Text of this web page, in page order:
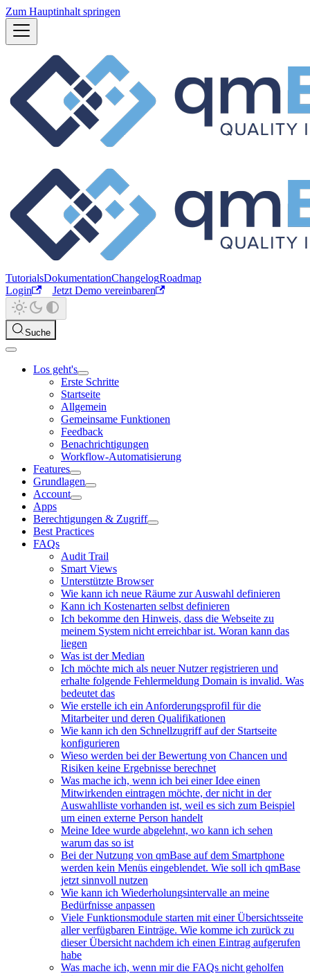
Zum Hauptinhalt springen
TutorialsDokumentationChangelogRoadmap
Login
Jetzt Demo vereinbaren
Suche
Los geht's
Erste Schritte
Startseite
Allgemein
Gemeinsame Funktionen
Feedback
Benachrichtigungen
Workflow-Automatisierung
Features
Grundlagen
Account
Apps
Berechtigungen & Zugriff
Best Practices
FAQs
Audit Trail
Smart Views
Unterstützte Browser
Wie kann ich neue Räume zur Auswahl definieren
Kann ich Kostenarten selbst definieren
Ich bekomme den Hinweis, dass die Webseite zu
meinem System nicht erreichbar ist. Woran kann das
liegen
Was ist der Median
Ich möchte mich als neuer Nutzer registrieren und
erhalte folgende Fehlermeldung Domain is invalid. Was
bedeutet das
Wie erstelle ich ein Anforderungsprofil für die
Mitarbeiter und deren Qualifikationen
Wie kann ich den Schnellzugriff auf der Startseite
konfigurieren
Wieso werden bei der Bewertung von Chancen und
Risiken keine Ergebnisse berechnet
Was mache ich, wenn ich bei einer Idee einen
Mitwirkenden eintragen möchte, der nicht in der
Auswahlliste vorhanden ist, weil es sich zum Beispiel
um einen externe Person handelt
Meine Idee wurde abgelehnt, wo kann ich sehen
warum das so ist
Bei der Nutzung von qmBase auf dem Smartphone
werden kein Menüs eingeblendet. Wie soll ich qmBase
jetzt sinnvoll nutzen
Wie kann ich Wiederholungsintervalle an meine
Bedürfnisse anpassen
Viele Funktionsmodule starten mit einer Übersichtsseite
aller verfügbaren Einträge. Wie komme ich zurück zu
dieser Übersicht nachdem ich einen Eintrag aufgerufen
habe
Was mache ich, wenn mir die FAQs nicht geholfen